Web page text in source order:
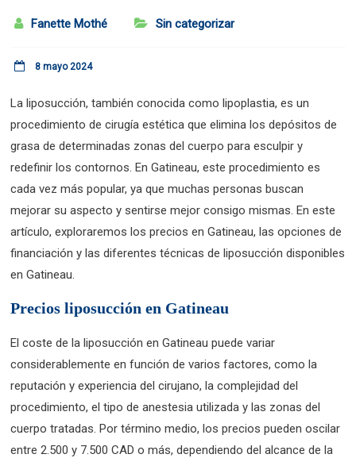
Fanette Mothé Sin categorizar
8 mayo 2024
La liposucción, también conocida como lipoplastia, es un
procedimiento de cirugía estética que elimina los depósitos de
grasa de determinadas zonas del cuerpo para esculpir y
redefinir los contornos. En Gatineau, este procedimiento es
cada vez más popular, ya que muchas personas buscan
mejorar su aspecto y sentirse mejor consigo mismas. En este
artículo, exploraremos los precios en Gatineau, las opciones de
financiación y las diferentes técnicas de liposucción disponibles
en Gatineau.
Precios liposucción en Gatineau
El coste de la liposucción en Gatineau puede variar
considerablemente en función de varios factores, como la
reputación y experiencia del cirujano, la complejidad del
procedimiento, el tipo de anestesia utilizada y las zonas del
cuerpo tratadas. Por término medio, los precios pueden oscilar
entre 2.500 y 7.500 CAD o más, dependiendo del alcance de la